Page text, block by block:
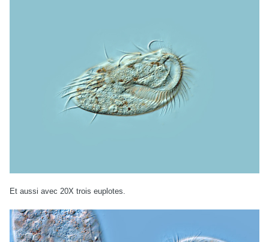
Et aussi avec 20X trois euplotes.